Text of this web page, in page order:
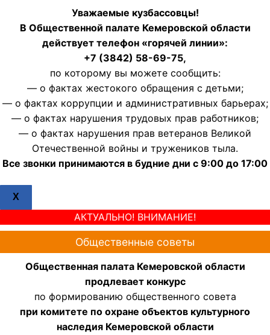
Уважаемые кузбассовцы!
В Общественной палате Кемеровской области
действует телефон «горячей линии»:
+7 (3842) 58-69-75,
по которому вы можете сообщить:
— о фактах жестокого обращения с детьми;
— о фактах коррупции и административных барьерах;
— о фактах нарушения трудовых прав работников;
— о фактах нарушения прав ветеранов Великой
Отечественной войны и тружеников тыла.
Все звонки принимаются в будние дни с 9:00 до 17:00
X
АКТУАЛЬНО! ВНИМАНИЕ!
Общественные советы
Общественная палата Кемеровской области
продлевает конкурс
по формированию общественного совета
при комитете по охране объектов культурного
наследия Кемеровской области